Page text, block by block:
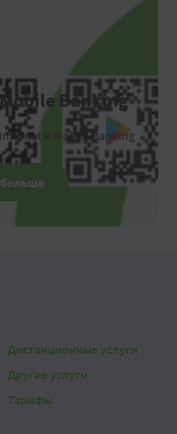
Banking
и Mobile Banking
Дистанционные услуги
Другие услуги
Тарифы